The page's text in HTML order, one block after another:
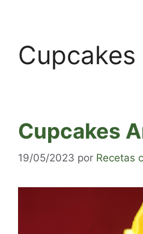
Cupcakes
Cupcakes
19/05/2023 por Recetas